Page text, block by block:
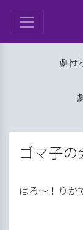
劇団松
ゴマ子の
はろ～！りか